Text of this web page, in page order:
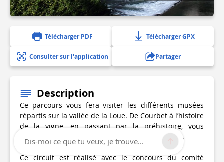
Télécharger PDF Télécharger GPX
Consulter sur l'application Partager
Description
Ce parcours vous fera visiter les différents musées
répartis sur la vallée de la Loue. De Courbet à l’histoire
de la vigne, en passant par la préhistoire, vous
traverserez des paysages somptueux et insolites.
Ce circuit est réalisé avec le concours du comité
Dis-moi ce que tu veux, je trouve...